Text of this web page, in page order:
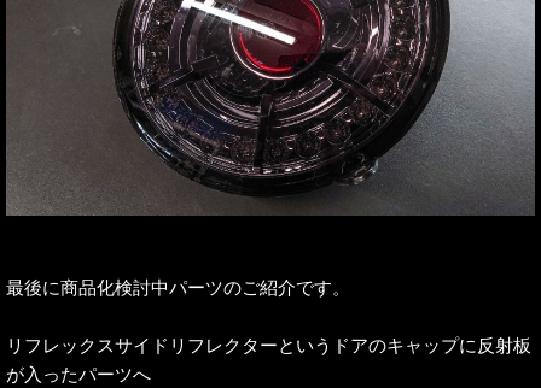
最後に商品化検討中パーツのご紹介です。
リフレックスサイドリフレクターというドアのキャップに反射板
が入ったパーツへ